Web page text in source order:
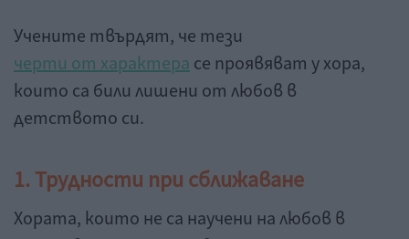
Учените твърдят, че тези
черти от характерасе проявяват у хора,
които са били лишени от любов в
детството си.
1. Трудности при сближаване
Хората, които не са научени на любов в